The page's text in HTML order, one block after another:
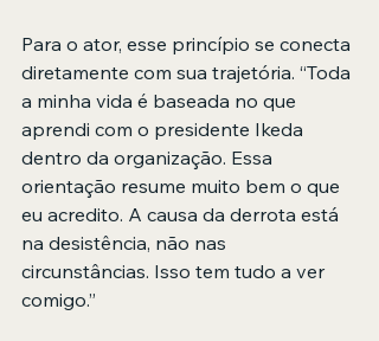
Para o ator, esse princípio se conecta
diretamente com sua trajetória. “Toda
a minha vida é baseada no que
aprendi com o presidente Ikeda
dentro da organização. Essa
orientação resume muito bem o que
eu acredito. A causa da derrota está
na desistência, não nas
circunstâncias. Isso tem tudo a ver
comigo.”